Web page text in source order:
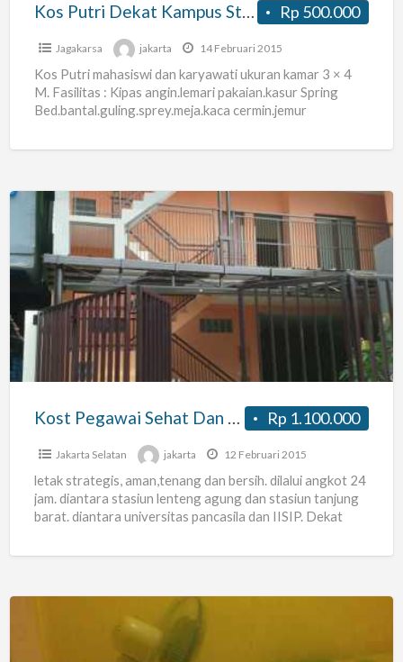
Rp 500.000
Kos Putri Dekat Kampus Stikim Stikom Lenteng Agung
Jagakarsa jakarta 14 Februari 2015
Kos Putri mahasiswi dan karyawati ukuran kamar 3 × 4
M. Fasilitas : Kipas angin.lemari pakaian.kasur Spring
Bed.bantal.guling.sprey.meja.kaca cermin.jemur
motor.kawasan bebas[…]
Pegawai
Sehat
Dan
Bersih
Rp 1.100.000
Kost Pegawai Sehat Dan Bersih
Jakarta Selatan jakarta 12 Februari 2015
letak strategis, aman,tenang dan bersih. dilalui angkot 24
jam. diantara stasiun lenteng agung dan stasiun tanjung
barat. diantara universitas pancasila dan IISIP. Dekat